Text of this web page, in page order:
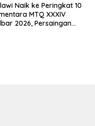
Naik ke Peringkat 10
MTQ XXXIV
2026, Persaingan